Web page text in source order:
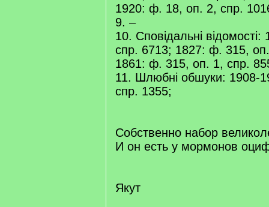
1920: ф. 18, оп. 2, спр.
9. –
10. Сповідальні
спр. 6713; 1827: ф. 315,
1861: ф. 315, оп. 1, спр.
11. Шлюбні обшуки: 1908-
спр. 1355;
Собственно набор
И он есть у мормонов
Якут